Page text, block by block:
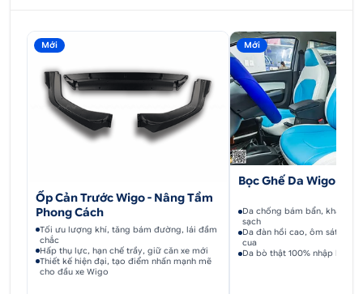
Mới
Ốp Cản Trước Wigo - Nâng Tầm
Phong Cách
Tối ưu lượng khí, tăng bám đường, lái đầm
chắc
Hấp thụ lực, hạn chế trầy, giữ căn xe mới
Thiết kế hiện đại, tạo điểm nhấn mạnh mẽ
cho đầu xe Wigo
Mới
Bọc Ghế Da Wigo
Da chống bám bẩn, kháng
sạch
Da đàn hồi cao, ôm sát,
cua
Da bò thật 100% nhập khẩu